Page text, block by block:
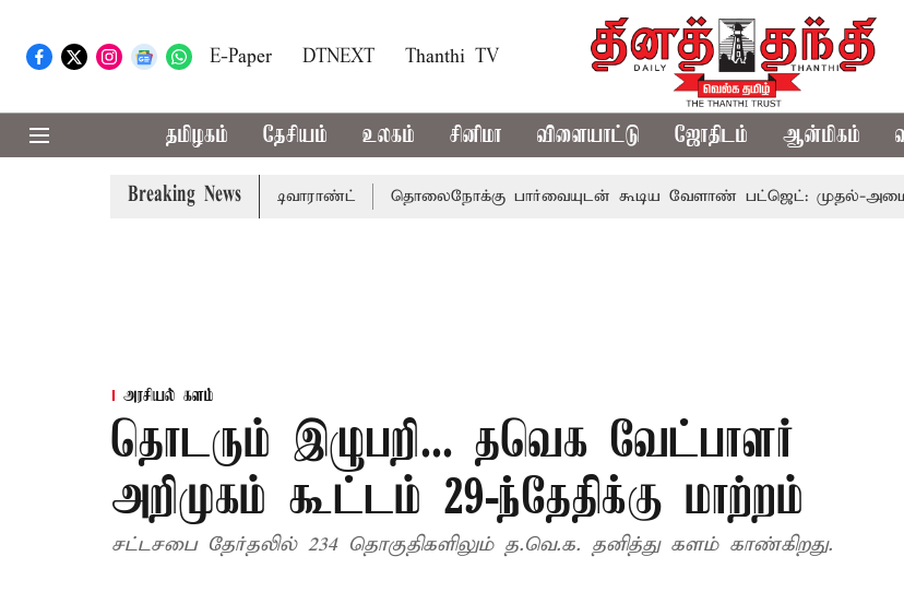
E-Paper DTNEXT Thanthi TV
தமிழகம் தேசியம் உலகம் சினிமா விளையாட்டு ஜோதிடம் ஆன்மிகம்
Breaking News
நீதிமன்றம் பிடிவாராண்ட் தொலைநோக்கு பார்வையுடன் கூடிய வேளாண் பட்ஜெட்: முதல்-அமைச்சர்
அரசியல் களம்
தொடரும் இழுபறி... தவெக வேட்பாளர்
அறிமுகம் கூட்டம் 29-ந்தேதிக்கு மாற்றம்
சட்டசபை தேர்தலில் 234 தொகுதிகளிலும் த.வெ.க. தனித்து களம் காண்கிறது.